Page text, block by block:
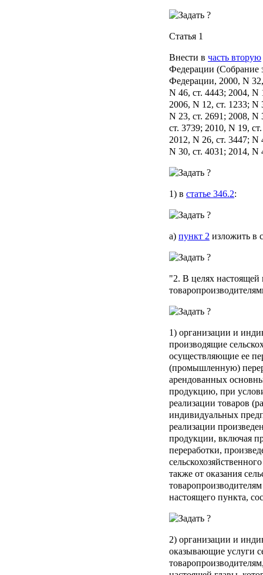
Статья 1
Внести в часть вторую
Федерации (Собрание
Федерации, 2000, N
N 46, ст. 4443; 2004, N
2006, N 12, ст. 1233; N
N 23, ст. 2691; 2008, N
ст. 3739; 2010, N 19,
2012, N 26, ст. 3447; N
N 30, ст. 4031; 2014,
1) в статье 346.2:
а) пункт 2 изложить в
"2. В целях настоящей
1) организации и
производящие
осуществляющие ее
(промышленную)
арендованных
продукцию, при
реализации товаров
индивидуальных
реализации
продукции, включая
переработки,
также от оказания
настоящего пункта,
2) организации и
оказывающие услуги